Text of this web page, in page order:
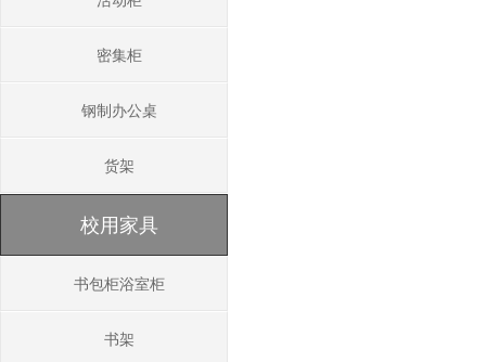
密集柜
钢制办公桌
货架
校用家具
书包柜浴室柜
书架